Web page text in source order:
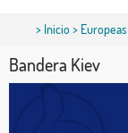
> Inicio> Europeas
Bandera Kiev